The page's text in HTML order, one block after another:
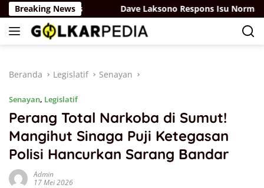
Langsung
ke
konten
Breaking News
Sisdiknas Dave Laksono Respons Isu Norman
Beranda Legislatif Senayan
Senayan, Legislatif
Perang Total Narkoba di Sumut!
Mangihut Sinaga Puji Ketegasan
Polisi Hancurkan Sarang Bandar
Admin
17 Mei 2026